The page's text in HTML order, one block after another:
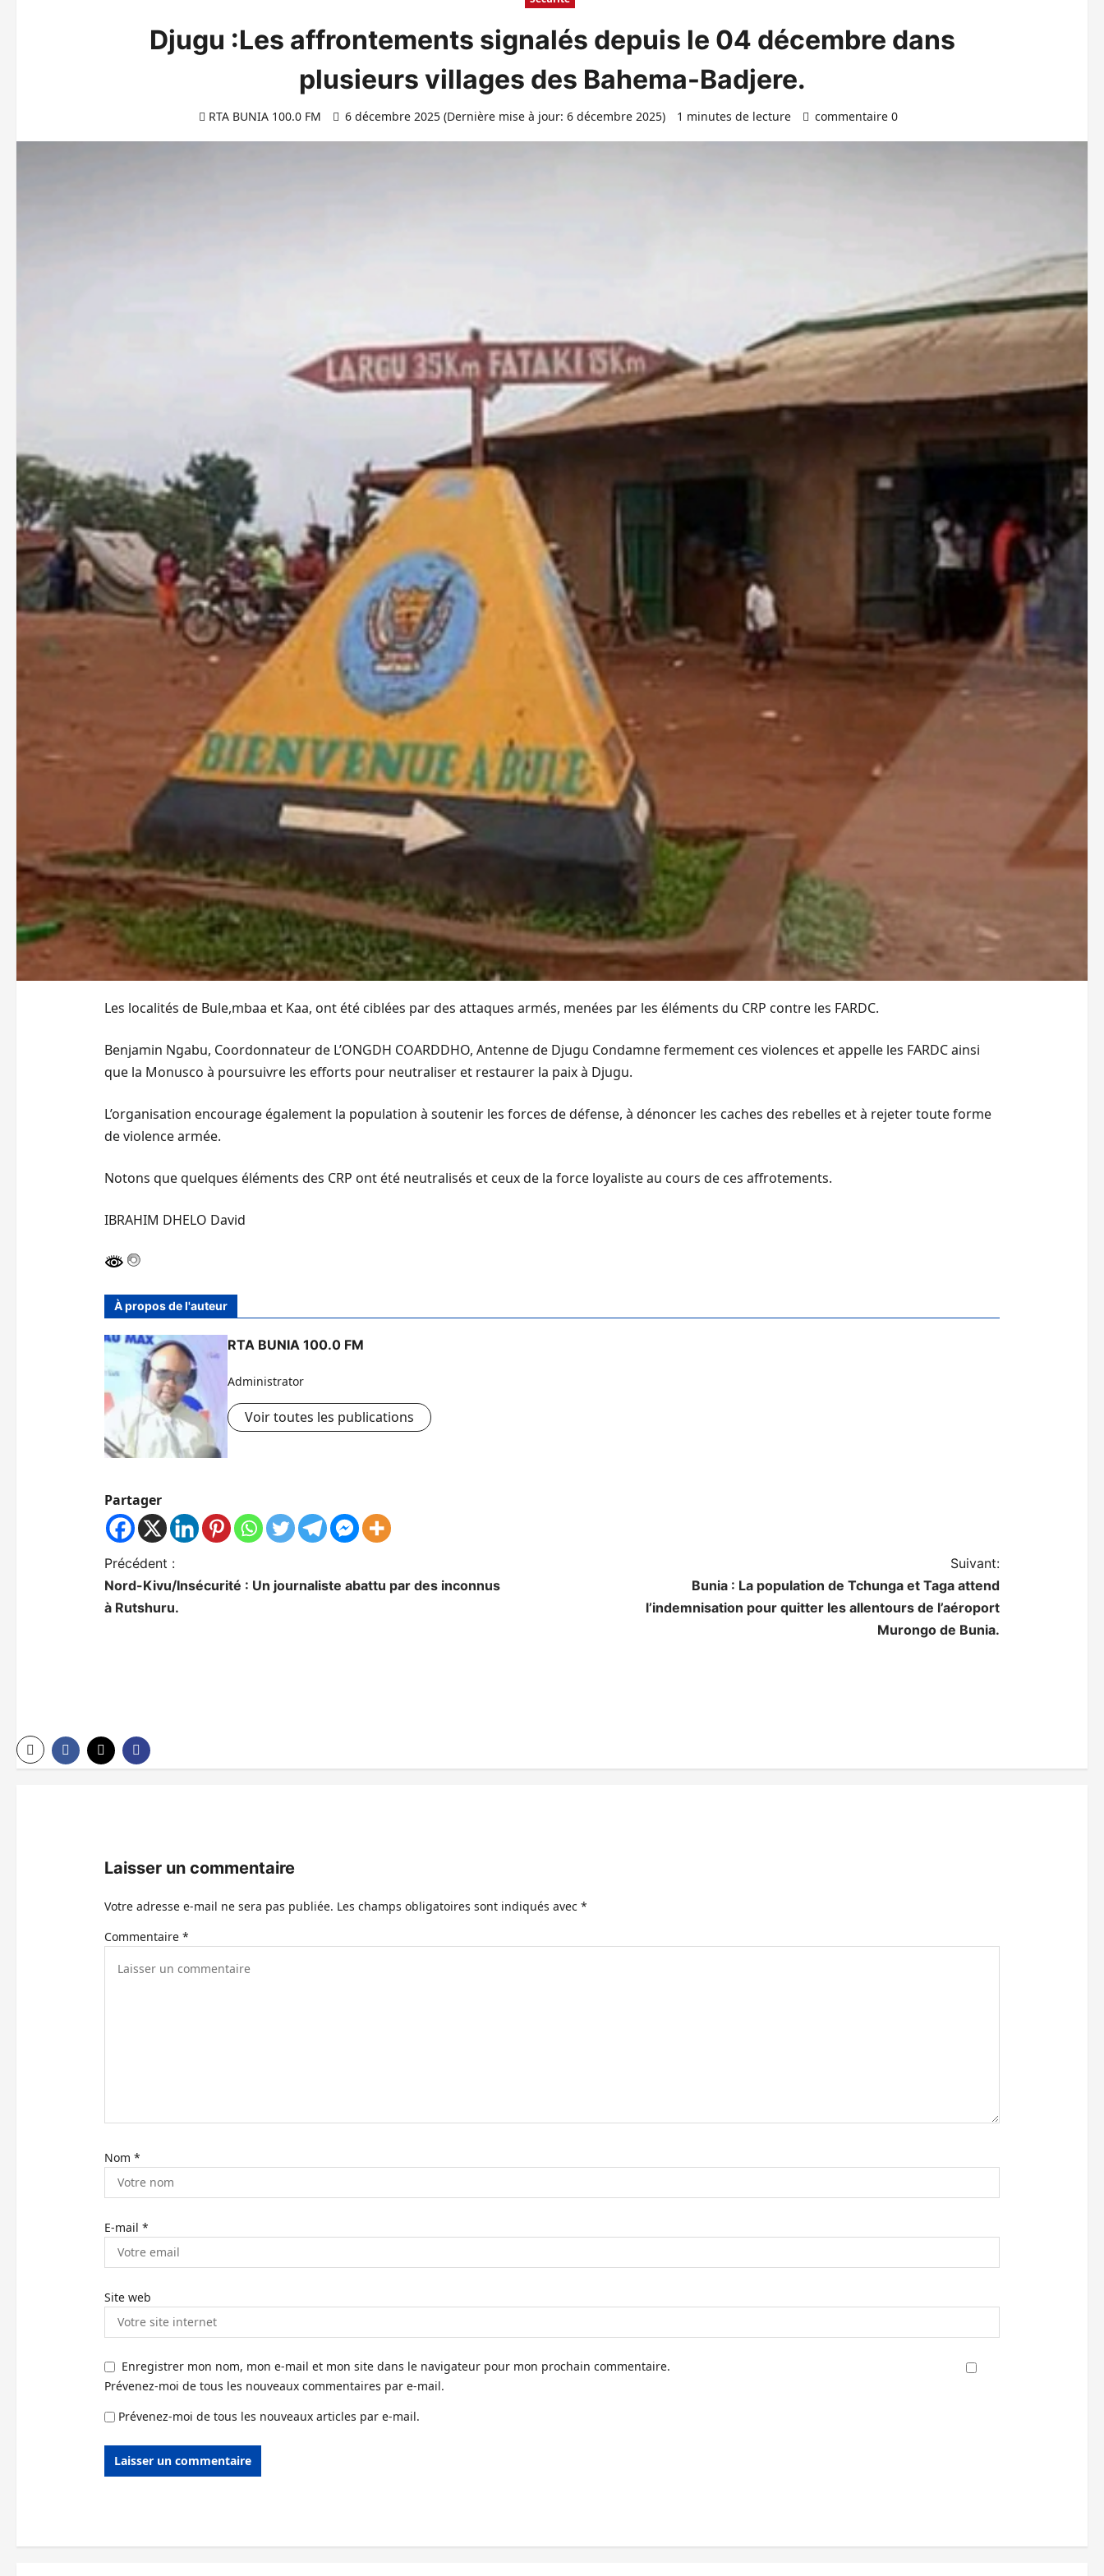
Djugu :Les affrontements signalés depuis le 04 décembre dans
plusieurs villages des Bahema-Badjere.
RTA BUNIA 100.0 FM 6 décembre 2025 (Dernière mise à jour: 6 décembre 2025) 1 minutes de lecture commentaire 0
Les localités de Bule,mbaa et Kaa, ont été ciblées par des attaques armés, menées par les éléments du CRP contre les FARDC.
Benjamin Ngabu, Coordonnateur de L’ONGDH COARDDHO, Antenne de Djugu Condamne fermement ces violences et appelle les FARDC ainsi
que la Monusco à poursuivre les efforts pour neutraliser et restaurer la paix à Djugu.
L’organisation encourage également la population à soutenir les forces de défense, à dénoncer les caches des rebelles et à rejeter toute forme
de violence armée.
Notons que quelques éléments des CRP ont été neutralisés et ceux de la force loyaliste au cours de ces affrotements.
IBRAHIM DHELO David
À propos de l'auteur
RTA BUNIA 100.0 FM
Administrator
Voir toutes les publications
Partager
N
a
t
i
d
r
Précédent :
Nord-Kivu/Insécurité : Un journaliste abattu par des inconnus
à Rutshuru.
Suivant:
Bunia : La population de Tchunga et Taga attend
l’indemnisation pour quitter les allentours de l’aéroport
Murongo de Bunia.
Laisser un commentaire
Votre adresse e-mail ne sera pas publiée. Les champs obligatoires sont indiqués avec *
Commentaire *
Nom *
E-mail *
Site web
Enregistrer mon nom, mon e-mail et mon site dans le navigateur pour mon prochain commentaire.
Prévenez-moi de tous les nouveaux commentaires par e-mail.
Prévenez-moi de tous les nouveaux articles par e-mail.